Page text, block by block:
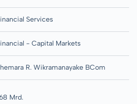
Services
- Capital Markets
R. Wikramanayake BCom
Mrd.